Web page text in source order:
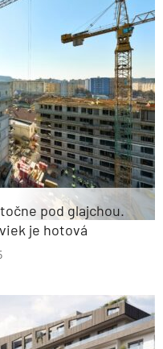
pod glajchou.
je hotová